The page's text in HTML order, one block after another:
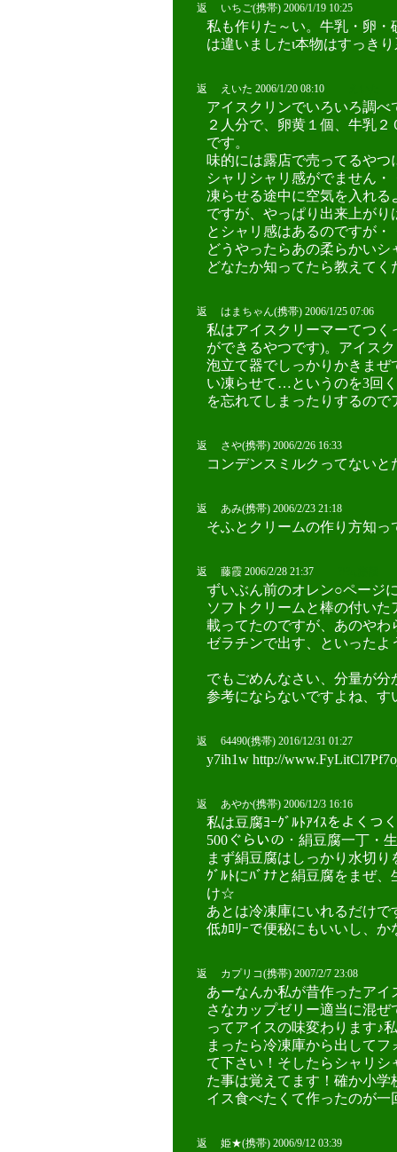
返 いちご(携帯) 2006/1/19 10:25
私も作りた～い。牛乳・卵
は違いましたι本物はすっき
返 えいた 2006/1/20 08:10
アイスクリンでいろいろ調べ
２人分で、卵黄１個、牛乳
です。
味的には露店で売ってるや
シャリシャリ感がでません・
凍らせる途中に空気を入れ
ですが、やっぱり出来上が
とシャリ感はあるのですが・
どうやったらあの柔らかい
どなたか知ってたら教えてく
返 はまちゃん(携帯) 2006/1/25 07:06
私はアイスクリーマーてつ
ができるやつです)。アイス
泡立て器でしっかりかきま
い凍らせて…というのを3回
を忘れてしまったりするの
返 さや(携帯) 2006/2/26 16:33
コンデンスミルクってない
返 あみ(携帯) 2006/2/23 21:18
そふとクリームの作り方知っ
返 藤霞 2006/2/28 21:37
ずいぶん前のオレン○ページ
ソフトクリームと棒の付いた
載ってたのですが、あのや
ゼラチンで出す、といった
でもごめんなさい、分量が分
参考にならないですよね、す
返 64490(携帯) 2016/12/31 01:27
y7ih1w http://
返 あやか(携帯) 2006/12/3 16:16
私は豆腐ﾖｰｸﾞﾙﾄｱｲｽをよくつ
500ぐらいの・絹豆腐一丁・
まず絹豆腐はしっかり水切
ｸﾞﾙﾄにﾊﾞﾅﾅと絹豆腐をまぜ
け☆
あとは冷凍庫にいれるだけ
低ｶﾛﾘｰで便秘にもいいし、
返 カプリコ(携帯) 2007/2/7 23:08
あーなんか私が昔作ったア
さなカップゼリー適当に混
ってアイスの味変わります♪
まったら冷凍庫から出して
て下さい！そしたらシャリ
た事は覚えてます！確か小
イス食べたくて作ったのが
返 姫★(携帯) 2006/9/12 03:39